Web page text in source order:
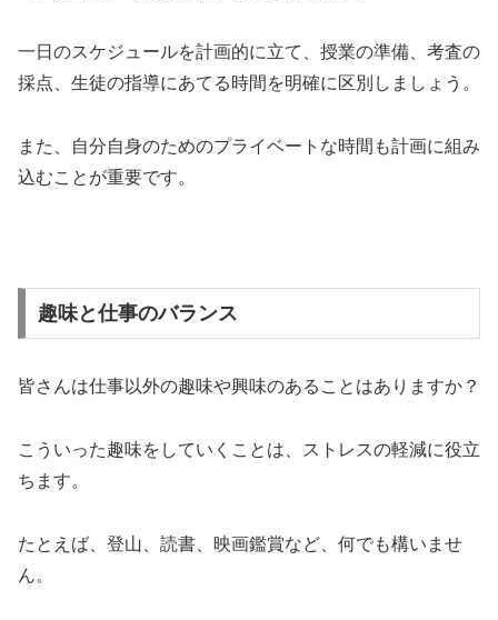
一日のスケジュールを計画的に立て、授業の準備、考査の
採点、生徒の指導にあてる時間を明確に区別しましょう。
また、自分自身のためのプライベートな時間も計画に組み
込むことが重要です。
趣味と仕事のバランス
皆さんは仕事以外の趣味や興味のあることはありますか？
こういった趣味をしていくことは、ストレスの軽減に役立
ちます。
たとえば、登山、読書、映画鑑賞など、何でも構いませ
ん。